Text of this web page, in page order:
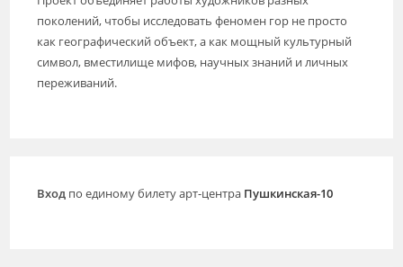
поколений, чтобы исследовать феномен гор не просто
как географический объект, а как мощный культурный
символ, вместилище мифов, научных знаний и личных
переживаний.
Вход по единому билету арт-центра Пушкинская-10